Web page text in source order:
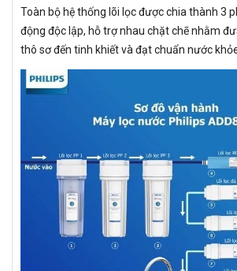
Toàn bộ hệ thống lõi lọc được chia thành 3
động độc lập, hỗ trợ nhau chặt chẽ nhằm
thô sơ đến tinh khiết và đạt chuẩn nước